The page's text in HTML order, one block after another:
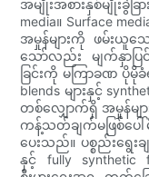
အမျိုးအစားနှစ်မျိုးခွဲ
media။ Surface
အမှုန်များကို ဖမ်းယူ
သော်လည်း မျက်နှာပြ
ခြင်းကို မကြာခဏ ပို
blends များနှင့်
တစ်လျှောက်ရှိ အမှုန်မျ
ကန့်သတ်ချက်မဖြစ်ပ
ပေးသည်။ ပစ္စည်းရွေးခ
နှင့် fully synthetic